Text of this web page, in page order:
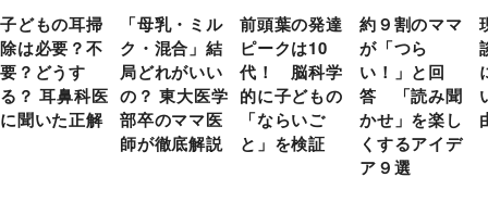
子どもの耳掃
除は必要？不
要？どうす
る？ 耳鼻科医
に聞いた正解
「母乳・ミル
ク・混合」結
局どれがいい
の？ 東大医学
部卒のママ医
師が徹底解説
前頭葉の発達
ピークは10
代！ 脳科学
的に子どもの
「ならいご
と」を検証
約９割のママ
が「つら
い！」と回
答 「読み聞
かせ」を楽し
くするアイデ
ア９選